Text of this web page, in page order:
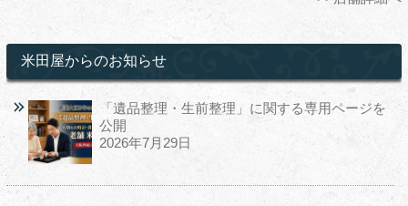
米田屋からのお知らせ
「遺品整理・生前整理」に関する専用ページを
公開
2026年7月29日